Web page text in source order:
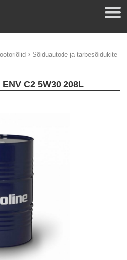
› Sõiduautode ja tarbesõidukite
C2 5W30 208L